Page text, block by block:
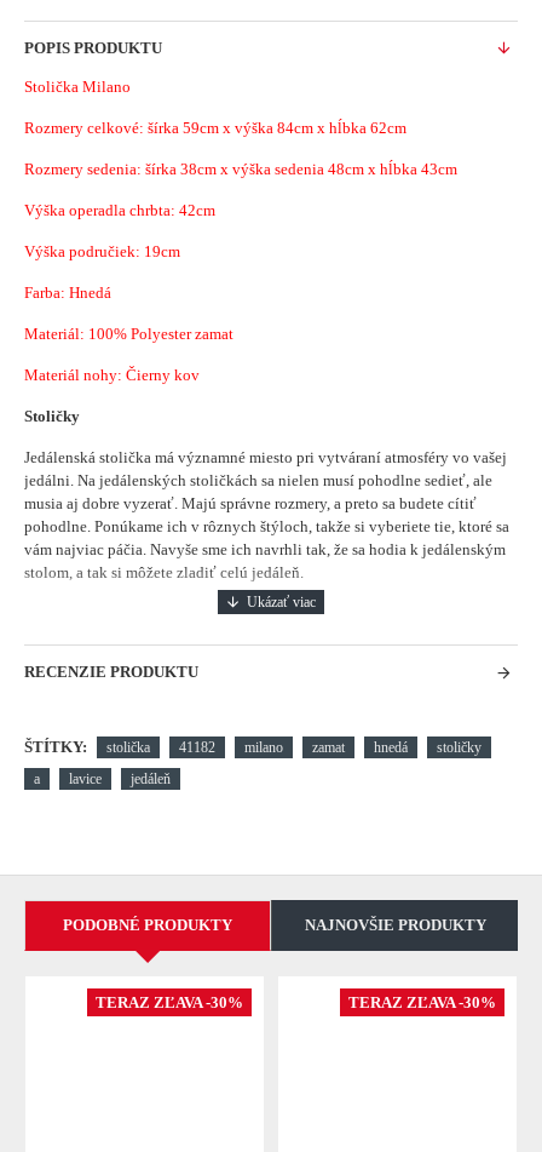
POPIS PRODUKTU
Stolička Milano
Rozmery celkové: šírka 59cm x výška 84cm x hĺbka 62cm
Rozmery sedenia: šírka 38cm x výška sedenia 48cm x hĺbka 43cm
Výška operadla chrbta: 42cm
Výška područiek: 19cm
Farba: Hnedá
Materiál: 100% Polyester zamat
Materiál nohy: Čierny kov
Stoličky
Jedálenská stolička má významné miesto pri vytváraní atmosféry vo vašej
jedálni. Na jedálenských stoličkách sa nielen musí pohodlne sedieť, ale
musia aj dobre vyzerať. Majú správne rozmery, a preto sa budete cítiť
pohodlne. Ponúkame ich v rôznych štýloch, takže si vyberiete tie, ktoré sa
vám najviac páčia. Navyše sme ich navrhli tak, že sa hodia k jedálenským
stolom, a tak si môžete zladiť celú jedáleň.
RECENZIE PRODUKTU
ŠTÍTKY: stolička 41182 milano zamat hnedá
stoličky
a
lavice jedáleň
PODOBNÉ PRODUKTY NAJNOVŠIE PRODUKTY
TERAZ ZĽAVA -30% TERAZ ZĽAVA -30%